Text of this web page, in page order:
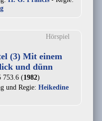
Hörspiel
(3) Mit einem
und dünn
753.6 (1982)
und Regie: Heikedine